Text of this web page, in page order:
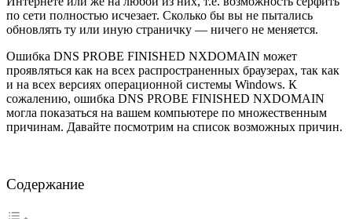
по сети полностью исчезает. Сколько бы вы не пытались
обновлять ту или иную страничку — ничего не меняется.
Ошибка DNS PROBE FINISHED NXDOMAIN может
проявляться как на всех распространенных браузерах, так как
и на всех версиях операционной системы Windows. К
сожалению, ошибка DNS PROBE FINISHED NXDOMAIN
могла показаться на вашем компьютере по множественным
причинам. Давайте посмотрим на список возможных причин.
Содержание